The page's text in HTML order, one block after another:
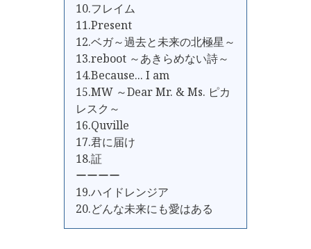
10.フレイム
11.Present
12.ベガ～過去と未来の北極星～
13.reboot ～あきらめない詩～
14.Because... I am
15.MW ～Dear Mr. & Ms. ピカ
レスク～
16.Quville
17.君に届け
18.証
ーーーー
19.ハイドレンジア
20.どんな未来にも愛はある